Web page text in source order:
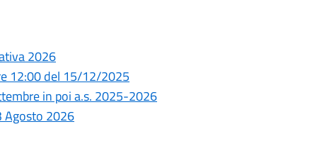
2026
12:00 del 15/12/2025
in poi a.s. 2025-2026
Agosto 2026